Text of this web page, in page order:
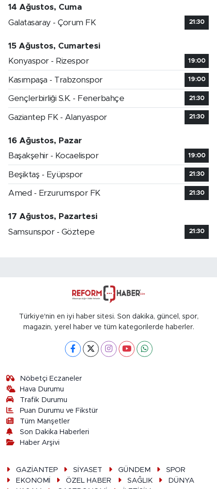
14 Ağustos, Cuma
Galatasaray - Çorum FK
21:30
15 Ağustos, Cumartesi
Konyaspor - Rizespor
19:00
Kasımpaşa - Trabzonspor 19:00
Gençlerbirliği S.K. - Fenerbahçe 21:30
Gaziantep FK - Alanyaspor 21:30
16 Ağustos, Pazar
Başakşehir - Kocaelispor
19:00
Beşiktaş - Eyüpspor 21:30
Amed - Erzurumspor FK 21:30
17 Ağustos, Pazartesi
Samsunspor - Göztepe
21:30
Türkiye'nin en iyi haber sitesi. Son dakika, güncel, spor,
magazin, yerel haber ve tüm kategorilerde haberler.
Nöbetçi Eczaneler
Hava Durumu
Trafik Durumu
Puan Durumu ve Fikstür
Tüm Manşetler
Son Dakika Haberleri
Haber Arşivi
GAZİANTEP SİYASET GÜNDEM
SPOR
EKONOMİ
ÖZEL HABER SAĞLIK
DÜNYA